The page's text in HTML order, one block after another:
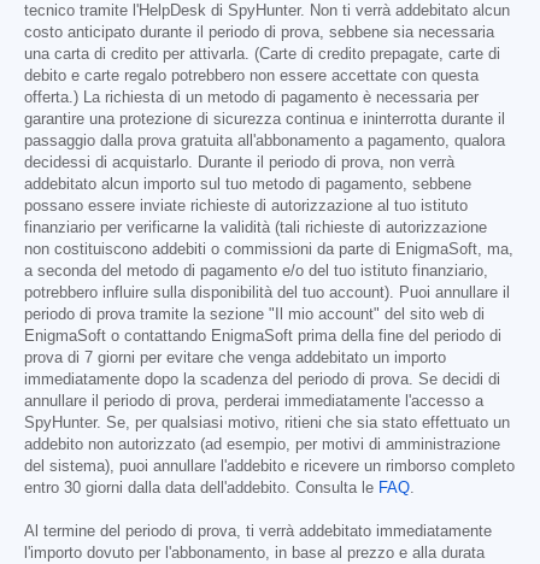
tecnico tramite l'HelpDesk di SpyHunter. Non ti verrà addebitato alcun
costo anticipato durante il periodo di prova, sebbene sia necessaria
una carta di credito per attivarla. (Carte di credito prepagate, carte di
debito e carte regalo potrebbero non essere accettate con questa
offerta.) La richiesta di un metodo di pagamento è necessaria per
garantire una protezione di sicurezza continua e ininterrotta durante il
passaggio dalla prova gratuita all'abbonamento a pagamento, qualora
decidessi di acquistarlo. Durante il periodo di prova, non verrà
addebitato alcun importo sul tuo metodo di pagamento, sebbene
possano essere inviate richieste di autorizzazione al tuo istituto
finanziario per verificarne la validità (tali richieste di autorizzazione
non costituiscono addebiti o commissioni da parte di EnigmaSoft, ma,
a seconda del metodo di pagamento e/o del tuo istituto finanziario,
potrebbero influire sulla disponibilità del tuo account). Puoi annullare il
periodo di prova tramite la sezione "Il mio account" del sito web di
EnigmaSoft o contattando EnigmaSoft prima della fine del periodo di
prova di 7 giorni per evitare che venga addebitato un importo
immediatamente dopo la scadenza del periodo di prova. Se decidi di
annullare il periodo di prova, perderai immediatamente l'accesso a
SpyHunter. Se, per qualsiasi motivo, ritieni che sia stato effettuato un
addebito non autorizzato (ad esempio, per motivi di amministrazione
del sistema), puoi annullare l'addebito e ricevere un rimborso completo
entro 30 giorni dalla data dell'addebito. Consulta le FAQ.
Al termine del periodo di prova, ti verrà addebitato immediatamente
l'importo dovuto per l'abbonamento, in base al prezzo e alla durata